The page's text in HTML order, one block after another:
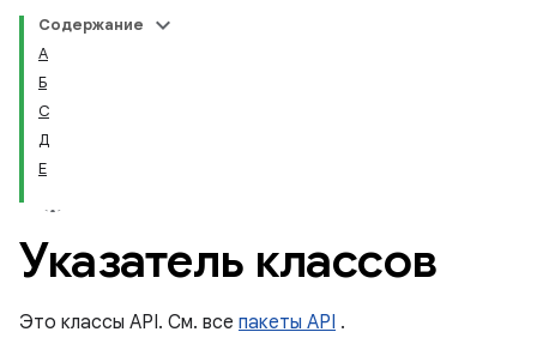
Содержание
А
Б
С
Д
Е
Указатель классов
Это классы API. См. все пакеты API .